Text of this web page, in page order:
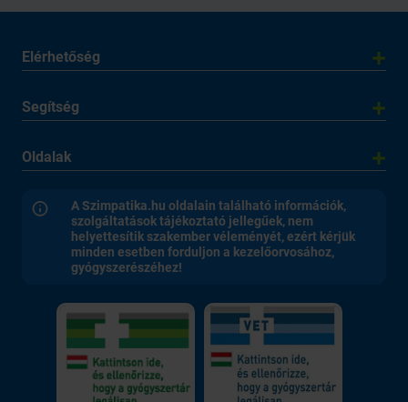
Elérhetőség
Segítség
Oldalak
A Szimpatika.hu oldalain található információk,
szolgáltatások tájékoztató jellegűek, nem
helyettesítik szakember véleményét, ezért kérjük
minden esetben forduljon a kezelőorvosához,
gyógyszerészéhez!